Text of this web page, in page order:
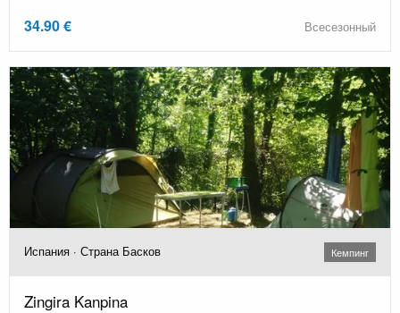
34.90 € Всесезонный
Испания · Страна Басков Кемпинг
Zingira Kanpina